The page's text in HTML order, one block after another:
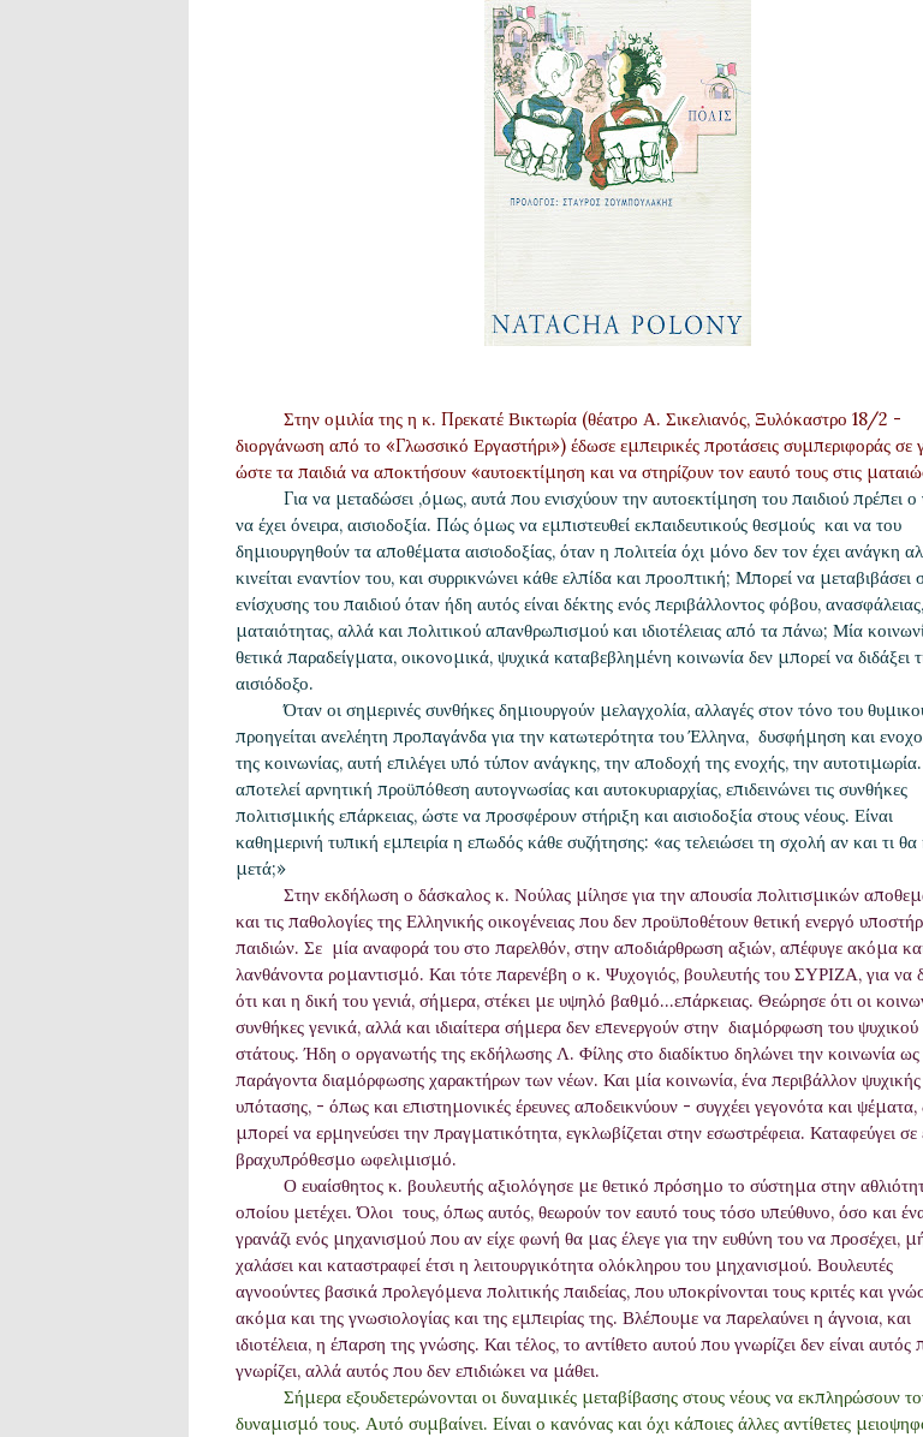
Στην ομιλία της η κ. Πρεκατέ Βικτωρία (θέατρο Α. Σικελιανός, Ξυλόκαστρο 18/2 -
διοργάνωση από το «Γλωσσικό Εργαστήρι») έδωσε εμπειρικές προτάσεις συμπεριφοράς σε
ώστε τα παιδιά να αποκτήσουν «αυτοεκτίμηση και να στηρίζουν τον εαυτό τους στις
Για να μεταδώσει ,όμως, αυτά που ενισχύουν την αυτοεκτίμηση του παιδιού πρέπει ο
να έχει όνειρα, αισιοδοξία. Πώς όμως να εμπιστευθεί εκπαιδευτικούς θεσμούς και να του
δημιουργηθούν τα αποθέματα αισιοδοξίας, όταν η πολιτεία όχι μόνο δεν τον έχει ανάγκη
κινείται εναντίον του, και συρρικνώνει κάθε ελπίδα και προοπτική; Μπορεί να μεταβιβάσει
ενίσχυσης του παιδιού όταν ήδη αυτός είναι δέκτης ενός περιβάλλοντος φόβου, ανασφάλειας,
ματαιότητας, αλλά και πολιτικού απανθρωπισμού και ιδιοτέλειας από τα πάνω; Μία
θετικά παραδείγματα, οικονομικά, ψυχικά καταβεβλημένη κοινωνία δεν μπορεί να διδάξει
αισιόδοξο.
Όταν οι σημερινές συνθήκες δημιουργούν μελαγχολία, αλλαγές στον τόνο του
προηγείται ανελέητη προπαγάνδα για την κατωτερότητα του Έλληνα, δυσφήμηση και
της κοινωνίας, αυτή επιλέγει υπό τύπον ανάγκης, την αποδοχή της ενοχής, την
αποτελεί αρνητική προϋπόθεση αυτογνωσίας και αυτοκυριαρχίας, επιδεινώνει τις συνθήκες
πολιτισμικής επάρκειας, ώστε να προσφέρουν στήριξη και αισιοδοξία στους νέους. Είναι
καθημερινή τυπική εμπειρία η επωδός κάθε συζήτησης: «ας τελειώσει τη σχολή αν και τι θα
μετά;»
Στην εκδήλωση ο δάσκαλος κ. Νούλας μίλησε για την απουσία πολιτισμικών
και τις παθολογίες της Ελληνικής οικογένειας που δεν προϋποθέτουν θετική ενεργό
παιδιών. Σε μία αναφορά του στο παρελθόν, στην αποδιάρθρωση αξιών, απέφυγε ακόμα
λανθάνοντα ρομαντισμό. Και τότε παρενέβη ο κ. Ψυχογιός, βουλευτής του ΣΥΡΙΖΑ, για να
ότι και η δική του γενιά, σήμερα, στέκει με υψηλό βαθμό…επάρκειας. Θεώρησε ότι οι
συνθήκες γενικά, αλλά και ιδιαίτερα σήμερα δεν επενεργούν στην διαμόρφωση του ψυχικού
στάτους. Ήδη ο οργανωτής της εκδήλωσης Λ. Φίλης στο διαδίκτυο δηλώνει την κοινωνία
παράγοντα διαμόρφωσης χαρακτήρων των νέων. Και μία κοινωνία, ένα περιβάλλον ψυχικής
υπότασης, - όπως και επιστημονικές έρευνες αποδεικνύουν - συγχέει γεγονότα και ψέματα,
μπορεί να ερμηνεύσει την πραγματικότητα, εγκλωβίζεται στην εσωστρέφεια. Καταφεύγει σε
βραχυπρόθεσμο ωφελιμισμό.
Ο ευαίσθητος κ. βουλευτής αξιολόγησε με θετικό πρόσημο το σύστημα στην
οποίου μετέχει. Όλοι τους, όπως αυτός, θεωρούν τον εαυτό τους τόσο υπεύθυνο, όσο και
γρανάζι ενός μηχανισμού που αν είχε φωνή θα μας έλεγε για την ευθύνη του να προσέχει,
χαλάσει και καταστραφεί έτσι η λειτουργικότητα ολόκληρου του μηχανισμού. Βουλευτές
αγνοούντες βασικά προλεγόμενα πολιτικής παιδείας, που υποκρίνονται τους κριτές και
ακόμα και της γνωσιολογίας και της εμπειρίας της. Βλέπουμε να παρελαύνει η άγνοια, και
ιδιοτέλεια, η έπαρση της γνώσης. Και τέλος, το αντίθετο αυτού που γνωρίζει δεν είναι αυτός
γνωρίζει, αλλά αυτός που δεν επιδιώκει να μάθει.
Σήμερα εξουδετερώνονται οι δυναμικές μεταβίβασης στους νέους να εκπληρώσουν
δυναμισμό τους. Αυτό συμβαίνει. Είναι ο κανόνας και όχι κάποιες άλλες αντίθετες